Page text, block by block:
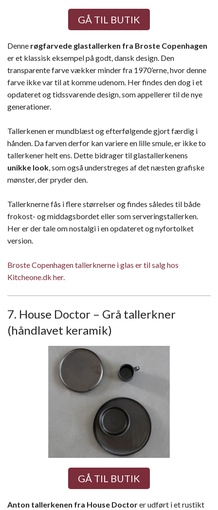
GÅ TIL BUTIK
Denne røgfarvede glastallerken fra Broste Copenhagen
er et klassisk eksempel på godt, dansk design. Den
transparente farve vækker minder fra 1970’erne, hvor denne
farve ikke var til at komme udenom. Her findes den dog i et
opdateret og tidssvarende design, som appellerer til de nye
generationer.
Tallerkenen er mundblæst og efterfølgende gjort færdig i
hånden. Da farven derfor kan variere en lille smule, er ikke to
tallerkener helt ens. Dette bidrager til glastallerkenens
unikke look, som også understreges af det næsten grafiske
mønster, der pryder den.
Tallerknerne fås i flere størrelser og findes således til både
frokost- og middagsbordet eller som serveringstallerken.
Her er der tale om nostalgi i en opdateret og nyfortolket
version.
Broste Copenhagen tallerknerne i glas er til salg hos
Kitcheone.dk her.
7. House Doctor – Grå tallerkner
(håndlavet keramik)
GÅ TIL BUTIK
Anton tallerkenen fra House Doctorer udført i et rustikt